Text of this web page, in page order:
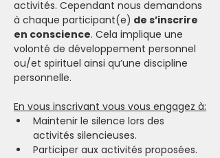
activités. Cependant nous demandons
à chaque participant(e) de s’inscrire
en conscience. Cela implique une
volonté de développement personnel
ou/et spirituel ainsi qu’une discipline
personnelle.
En vous inscrivant vous vous engagez à:
Maintenir le silence lors des
activités silencieuses.
Participer aux activités proposées.